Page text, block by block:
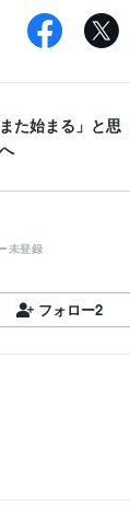
た始まる」と思
未登録
フォロー2